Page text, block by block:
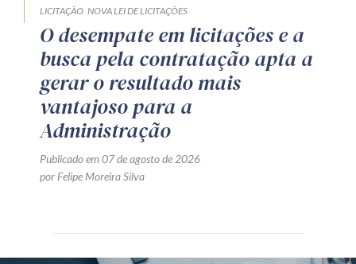
LICITAÇÃO NOVA LEI DE LICITAÇÕES
O desempate em licitações e a
busca pela contratação apta a
gerar o resultado mais
vantajoso para a
Administração
Publicado em 07 de agosto de 2026
por Felipe Moreira Silva